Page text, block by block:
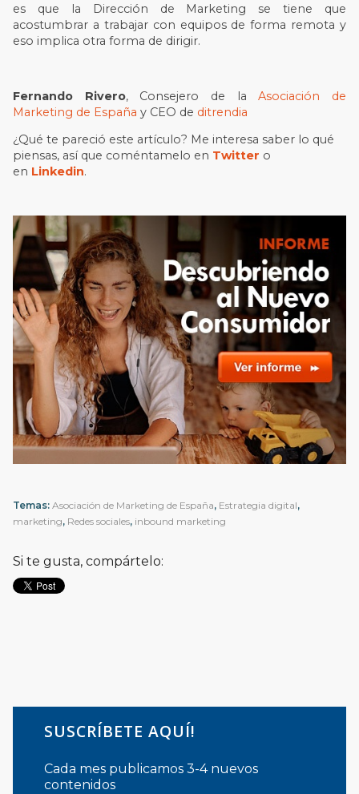
es que la Dirección de Marketing se tiene que
acostumbrar a trabajar con equipos de forma remota y
eso implica otra forma de dirigir.
Fernando Rivero, Consejero de laAsociación de
Marketing de España y CEO de ditrendia
¿Qué te pareció este artículo? Me interesa saber lo qué
piensas, así que coméntamelo en Twitter o
en Linkedin.
Temas:Asociación de Marketing de España, Estrategia digital,
marketing, Redes sociales, inbound marketing
Si te gusta, compártelo:
SUSCRÍBETE AQUÍ!
Cada mes publicamos 3-4 nuevos
contenidos